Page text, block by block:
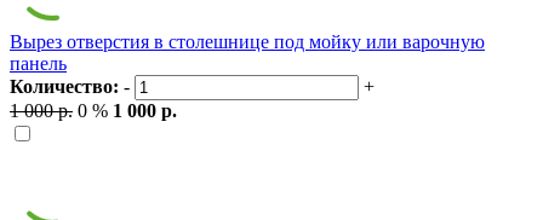
Вырез отверстия в столешнице под мойку или варочную
панель
Количество: -
+
1 000 р. 0 % 1 000 р.